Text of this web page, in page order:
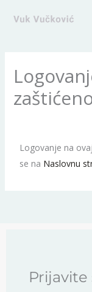
Logovanje na
se na Naslovnu
Prijavite